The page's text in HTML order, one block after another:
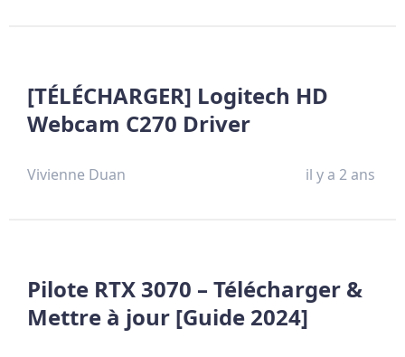
[TÉLÉCHARGER] Logitech HD
Webcam C270 Driver
Vivienne Duan il y a 2 ans
Pilote RTX 3070 – Télécharger &
Mettre à jour [Guide 2024]